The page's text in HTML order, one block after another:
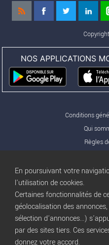
NOS APPLICATIONS
Conditions
Qui
Règles
Nos
Blog
En poursuivant votre
l'utilisation de cookies.
Certaines fonctionnalités de
géolocalisation des
sélection d'annonces...)
par des sites tiers. Ces
donnez votre accord.